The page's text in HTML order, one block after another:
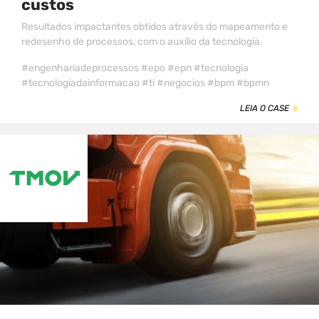
custos
Resultados impactantes obtidos através do mapeamento e
redesenho de processos, com o auxílio da tecnologia.
#engenhariadeprocessos #epo #epn #tecnologia
#tecnologiadainformacao #ti #negocios #bpm #bpmn
LEIA O CASE